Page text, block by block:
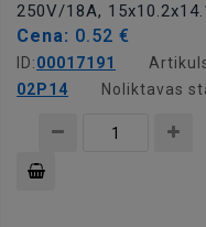
250V/18A,
Cena: 0.52 €
ID:00017191
02P14
Noliktavas